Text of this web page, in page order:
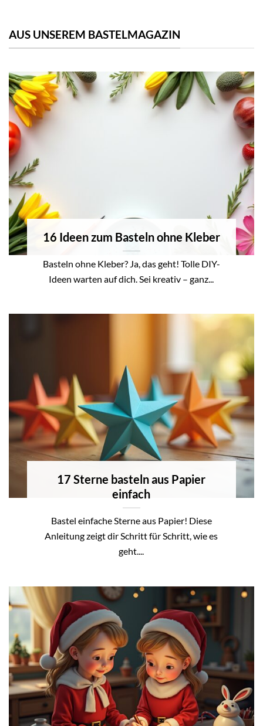
AUS UNSEREM BASTELMAGAZIN
16 Ideen zum Basteln ohne Kleber
Basteln ohne Kleber? Ja, das geht! Tolle DIY-
Ideen warten auf dich. Sei kreativ – ganz...
17 Sterne basteln aus Papier
einfach
Bastel einfache Sterne aus Papier! Diese
Anleitung zeigt dir Schritt für Schritt, wie es
geht....